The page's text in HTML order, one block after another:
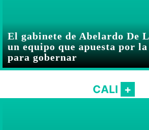
El gabinete de Abelardo De
un equipo que apuesta por
para gobernar
CALI